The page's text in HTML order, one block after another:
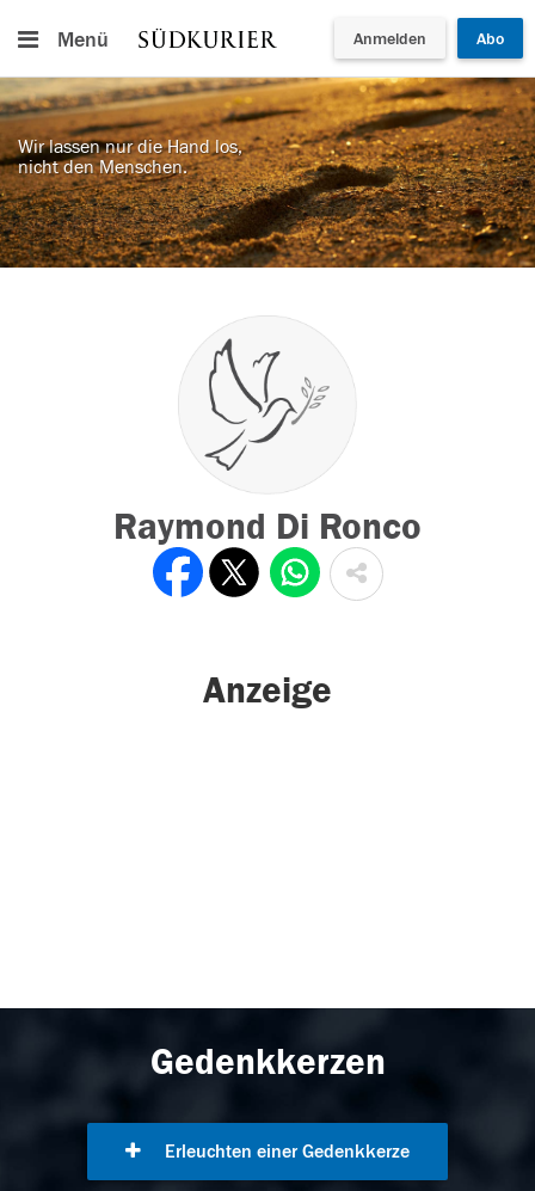
Menü Anmelden Abo
Wir lassen nur die Hand los,
nicht den Menschen.
Raymond Di Ronco
Anzeige
Gedenkkerzen
Erleuchten einer Gedenkkerze